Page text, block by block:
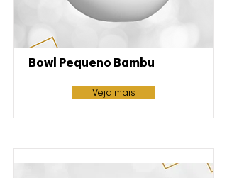
Bowl Pequeno Bambu
Veja mais